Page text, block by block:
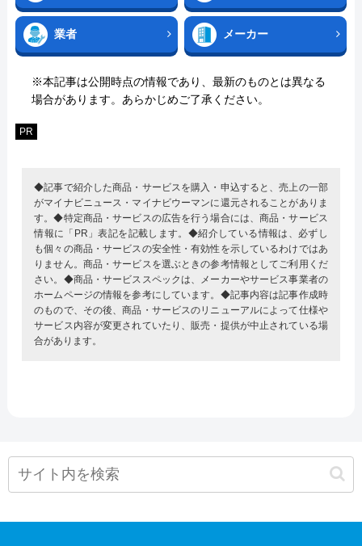
業者 メーカー
※本記事は公開時点の情報であり、最新のものとは異なる
場合があります。あらかじめご了承ください。
PR
◆記事で紹介した商品・サービスを購入・申込すると、売上の一部
がマイナビニュース・マイナビウーマンに還元されることがありま
す。◆特定商品・サービスの広告を行う場合には、商品・サービス
情報に「PR」表記を記載します。◆紹介している情報は、必ずし
も個々の商品・サービスの安全性・有効性を示しているわけではあ
りません。商品・サービスを選ぶときの参考情報としてご利用くだ
さい。◆商品・サービススペックは、メーカーやサービス事業者の
ホームページの情報を参考にしています。◆記事内容は記事作成時
のもので、その後、商品・サービスのリニューアルによって仕様や
サービス内容が変更されていたり、販売・提供が中止されている場
合があります。